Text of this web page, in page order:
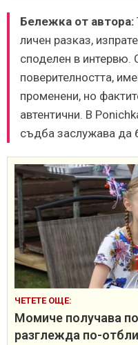
Бележка от автора:
личен разказ,
споделен в интервю.
поверителността,
променени, но
автентични. В
съдба заслужава да
ЧЕТЕТЕ ОЩЕ:
Момиче получава
разглежда по-